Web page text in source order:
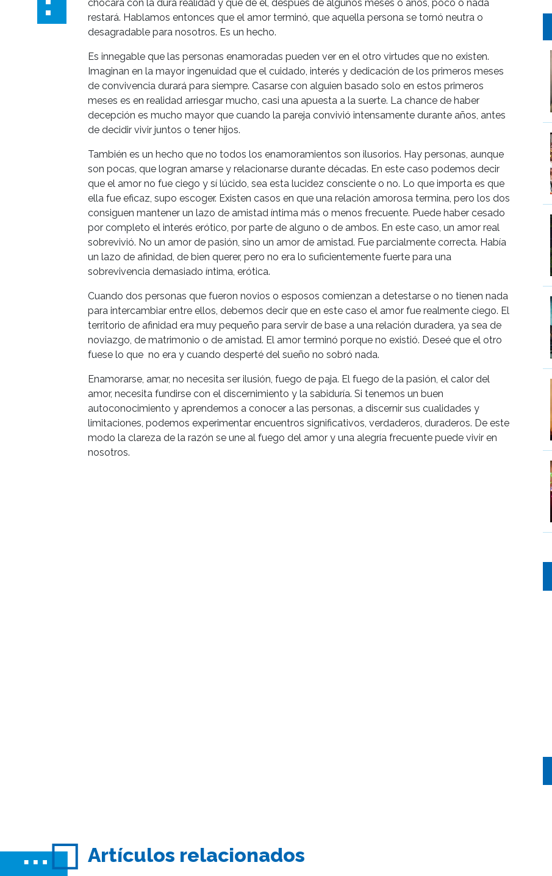
chocará con la dura realidad y que de él, después de algunos meses o años, poco o nada
restará. Hablamos entonces que el amor terminó, que aquella persona se tornó neutra o
desagradable para nosotros. Es un hecho.
Es innegable que las personas enamoradas pueden ver en el otro virtudes que no existen.
Imaginan en la mayor ingenuidad que el cuidado, interés y dedicación de los primeros meses
de convivencia durará para siempre. Casarse con alguien basado solo en estos primeros
meses es en realidad arriesgar mucho, casi una apuesta a la suerte. La chance de haber
decepción es mucho mayor que cuando la pareja convivió intensamente durante años, antes
de decidir vivir juntos o tener hijos.
También es un hecho que no todos los enamoramientos son ilusorios. Hay personas, aunque
son pocas, que logran amarse y relacionarse durante décadas. En este caso podemos decir
que el amor no fue ciego y sí lúcido, sea esta lucidez consciente o no. Lo que importa es que
ella fue eficaz, supo escoger. Existen casos en que una relación amorosa termina, pero los dos
consiguen mantener un lazo de amistad íntima más o menos frecuente. Puede haber cesado
por completo el interés erótico, por parte de alguno o de ambos. En este caso, un amor real
sobrevivió. No un amor de pasión, sino un amor de amistad. Fue parcialmente correcta. Había
un lazo de afinidad, de bien querer, pero no era lo suficientemente fuerte para una
sobrevivencia demasiado íntima, erótica.
Cuando dos personas que fueron novios o esposos comienzan a detestarse o no tienen nada
para intercambiar entre ellos, debemos decir que en este caso el amor fue realmente ciego. El
territorio de afinidad era muy pequeño para servir de base a una relación duradera, ya sea de
noviazgo, de matrimonio o de amistad. El amor terminó porque no existió. Deseé que el otro
fuese lo que no era y cuando desperté del sueño no sobró nada.
Enamorarse, amar, no necesita ser ilusión, fuego de paja. El fuego de la pasión, el calor del
amor, necesita fundirse con el discernimiento y la sabiduría. Si tenemos un buen
autoconocimiento y aprendemos a conocer a las personas, a discernir sus cualidades y
limitaciones, podemos experimentar encuentros significativos, verdaderos, duraderos. De este
modo la clareza de la razón se une al fuego del amor y una alegría frecuente puede vivir en
nosotros.
Artículos relacionados